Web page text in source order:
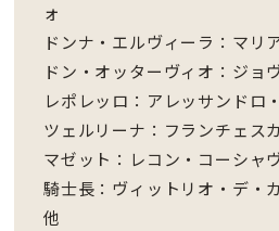
ォ
ドンナ・エルヴィーラ：マリ
ドン・オッターヴィオ：ジョ
レポレッロ：アレッサンドロ
ツェルリーナ：フランチェス
マゼット：レコン・コーシャ
騎士長：ヴィットリオ・デ・
他